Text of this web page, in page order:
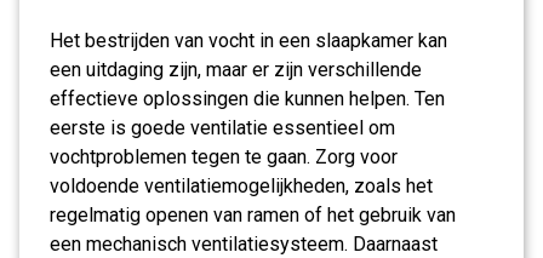
Het bestrijden van vocht in een slaapkamer kan
een uitdaging zijn, maar er zijn verschillende
effectieve oplossingen die kunnen helpen. Ten
eerste is goede ventilatie essentieel om
vochtproblemen tegen te gaan. Zorg voor
voldoende ventilatiemogelijkheden, zoals het
regelmatig openen van ramen of het gebruik van
een mechanisch ventilatiesysteem. Daarnaast